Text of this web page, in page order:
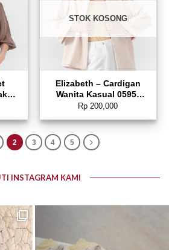
STOK KOSONG
Elizabeth – Cardigan
Wanita Kasual 0595-
2212
Rp 200,000
2 3 4 5
INSTAGRAM KAMI